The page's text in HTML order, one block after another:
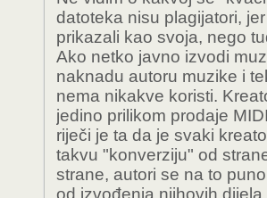
datoteka nisu plagijatori,
prikazali kao svoja, nego
Ako netko javno izvodi
naknadu autoru muzike i
nema nikakve koristi.
jedino prilikom prodaje
riječi je ta da je svaki
takvu "konverziju" od
strane, autori se na to
od izvođenja njihovih